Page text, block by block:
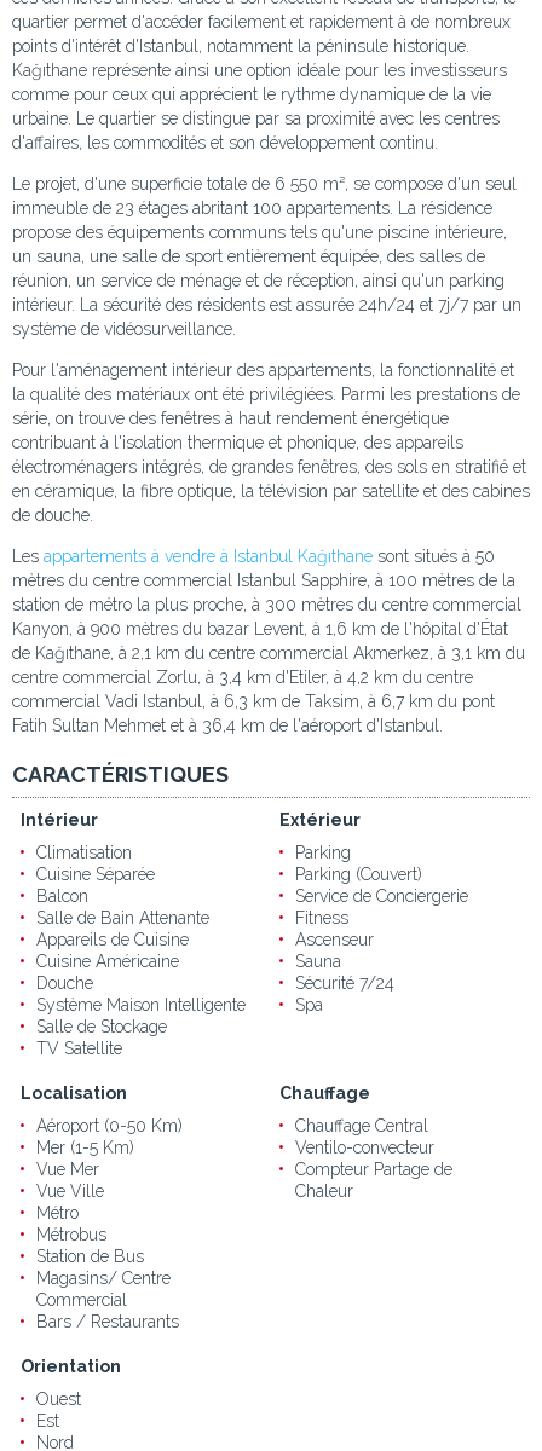
quartier permet d'accéder facilement et rapidement à de nombreux
points d'intérêt d'Istanbul, notamment la péninsule historique.
Kağıthane représente ainsi une option idéale pour les investisseurs
comme pour ceux qui apprécient le rythme dynamique de la vie
urbaine. Le quartier se distingue par sa proximité avec les centres
d'affaires, les commodités et son développement continu.
Le projet, d'une superficie totale de 6 550 m², se compose d'un seul
immeuble de 23 étages abritant 100 appartements. La résidence
propose des équipements communs tels qu'une piscine intérieure,
un sauna, une salle de sport entièrement équipée, des salles de
réunion, un service de ménage et de réception, ainsi qu'un parking
intérieur. La sécurité des résidents est assurée 24h/24 et 7j/7 par un
système de vidéosurveillance.
Pour l'aménagement intérieur des appartements, la fonctionnalité et
la qualité des matériaux ont été privilégiées. Parmi les prestations de
série, on trouve des fenêtres à haut rendement énergétique
contribuant à l'isolation thermique et phonique, des appareils
électroménagers intégrés, de grandes fenêtres, des sols en stratifié et
en céramique, la fibre optique, la télévision par satellite et des cabines
de douche.
Les appartements à vendre à Istanbul Kağıthane sont situés à 50
mètres du centre commercial Istanbul Sapphire, à 100 mètres de la
station de métro la plus proche, à 300 mètres du centre commercial
Kanyon, à 900 mètres du bazar Levent, à 1,6 km de l'hôpital d'État
de Kağıthane, à 2,1 km du centre commercial Akmerkez, à 3,1 km du
centre commercial Zorlu, à 3,4 km d'Etiler, à 4,2 km du centre
commercial Vadi Istanbul, à 6,3 km de Taksim, à 6,7 km du pont
Fatih Sultan Mehmet et à 36,4 km de l'aéroport d'Istanbul.
CARACTÉRISTIQUES
Intérieur
Climatisation
Cuisine Séparée
Balcon
Salle de Bain Attenante
Appareils de Cuisine
Cuisine Américaine
Douche
Système Maison Intelligente
Salle de Stockage
TV Satellite
Extérieur
Parking
Parking (Couvert)
Service de Conciergerie
Fitness
Ascenseur
Sauna
Sécurité 7/24
Spa
Localisation
Aéroport (0-50 Km)
Mer (1-5 Km)
Vue Mer
Vue Ville
Métro
Métrobus
Station de Bus
Magasins/ Centre
Commercial
Bars / Restaurants
Chauffage
Chauffage Central
Ventilo-convecteur
Compteur Partage de
Chaleur
Orientation
Ouest
Est
Nord